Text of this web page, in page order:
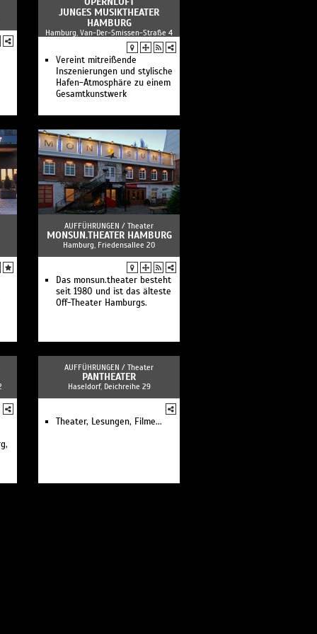
JUNGES MUSIKTHEATER
HAMBURG
Hamburg, Van-Der-Smissen-Straße 4
Vereint mitreißende
Inszenierungen und stylische
Hafen-Atmosphäre zu einem
Gesamtkunstwerk
AUFFÜHRUNGEN / Theater
MONSUN.THEATER HAMBURG
Hamburg, Friedensallee 20
Das monsun.theater besteht
seit 1980 und ist das älteste
Off-Theater Hamburgs.
AUFFÜHRUNGEN / Theater
PANTHEATER
Haseldorf, Deichreihe 29
Theater, Lesungen, Filme...